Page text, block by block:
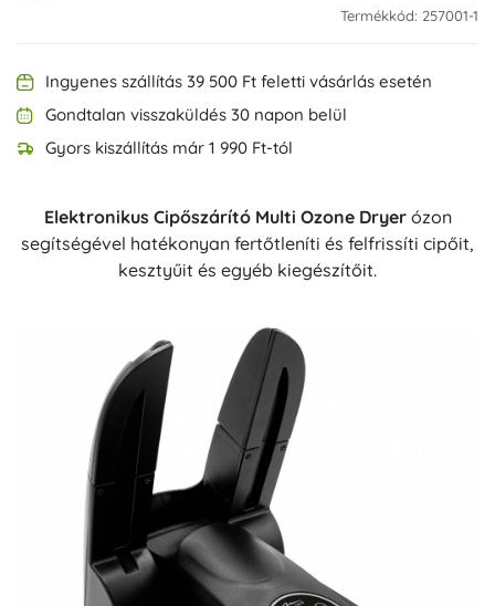
Termékkód: 257001-1
Ingyenes szállítás 39 500 Ft feletti vásárlás esetén
Gondtalan visszaküldés 30 napon belül
Gyors kiszállítás már 1 990 Ft-tól
Elektronikus Cipőszárító Multi Ozone Dryerózon
segítségével hatékonyan fertőtleníti és felfrissíti cipőit,
kesztyűit és egyéb kiegészítőit.